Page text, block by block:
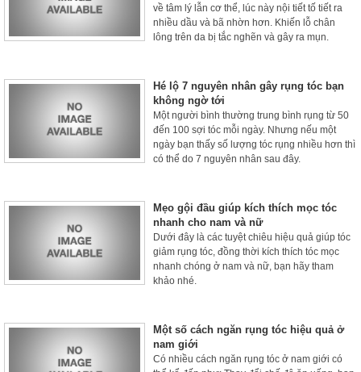
về tâm lý lẫn cơ thể, lúc này nội tiết tố tiết ra
nhiều dầu và bã nhờn hơn. Khiến lỗ chân
lông trên da bị tắc nghẽn và gây ra mụn.
Hé lộ 7 nguyên nhân gây rụng tóc bạn
không ngờ tới
Một người bình thường trung bình rụng từ 50
đến 100 sợi tóc mỗi ngày. Nhưng nếu một
ngày bạn thấy số lượng tóc rụng nhiều hơn thì
có thể do 7 nguyên nhân sau đây.
Mẹo gội đầu giúp kích thích mọc tóc
nhanh cho nam và nữ
Dưới đây là các tuyệt chiêu hiệu quả giúp tóc
giảm rụng tóc, đồng thời kích thích tóc mọc
nhanh chóng ở nam và nữ, bạn hãy tham
khảo nhé.
Một số cách ngăn rụng tóc hiệu quả ở
nam giới
Có nhiều cách ngăn rụng tóc ở nam giới có